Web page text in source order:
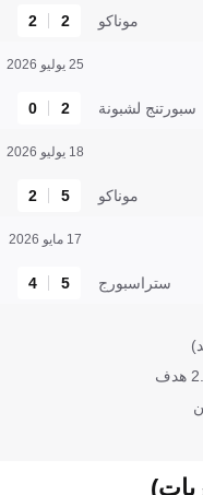
موناكو 2
2
25 يوليو 2026
سبورتنج لشبونة 2
0
18 يوليو 2026
موناكو 5
2
17 مايو 2026
ستراسبورج 5
4